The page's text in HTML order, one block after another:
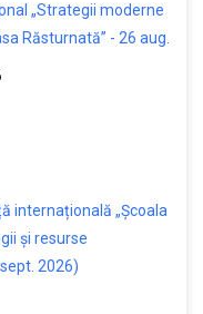
„Strategii moderne
Răsturnată” - 26 aug.
internațională „Școala
și resurse
2026)